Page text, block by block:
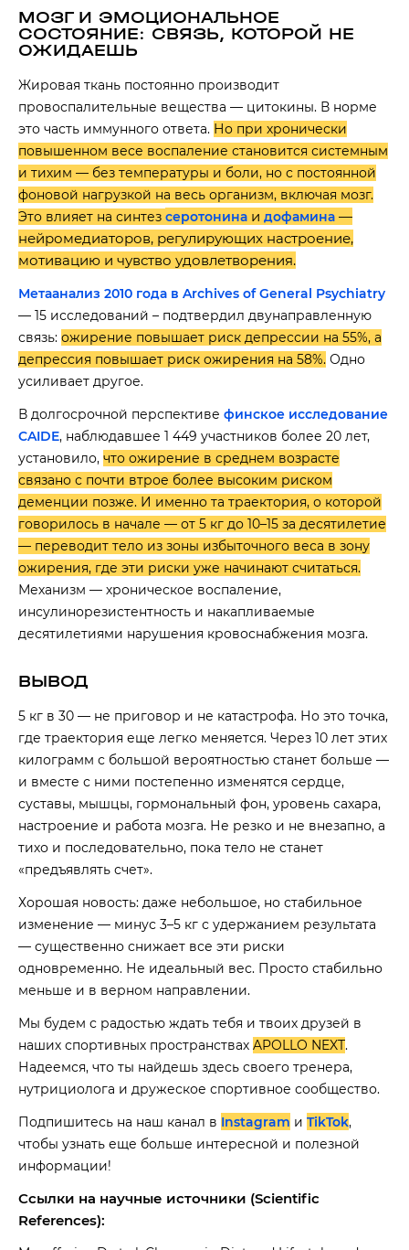
МОЗГ И ЭМОЦИОНАЛЬНОЕ
СОСТОЯНИЕ: СВЯЗЬ, КОТОРОЙ НЕ
ОЖИДАЕШЬ
Жировая ткань постоянно производит
провоспалительные вещества — цитокины. В норме
это часть иммунного ответа. Но при хронически
повышенном весе воспаление становится системным
и тихим — без температуры и боли, но с постоянной
фоновой нагрузкой на весь организм, включая мозг.
Это влияет на синтез серотонина и дофамина —
нейромедиаторов, регулирующих настроение,
мотивацию и чувство удовлетворения.
Метаанализ 2010 года в Archives of General Psychiatry
— 15 исследований – подтвердил двунаправленную
связь: ожирение повышает риск депрессии на 55%, а
депрессия повышает риск ожирения на 58%. Одно
усиливает другое.
В долгосрочной перспективе финское исследование
CAIDE, наблюдавшее 1 449 участников более 20 лет,
установило, что ожирение в среднем возрасте
связано с почти втрое более высоким риском
деменции позже. И именно та траектория, о которой
говорилось в начале — от 5 кг до 10–15 за десятилетие
— переводит тело из зоны избыточного веса в зону
ожирения, где эти риски уже начинают считаться.
Механизм — хроническое воспаление,
инсулинорезистентность и накапливаемые
десятилетиями нарушения кровоснабжения мозга.
ВЫВОД
5 кг в 30 — не приговор и не катастрофа. Но это точка,
где траектория еще легко меняется. Через 10 лет этих
килограмм с большой вероятностью станет больше —
и вместе с ними постепенно изменятся сердце,
суставы, мышцы, гормональный фон, уровень сахара,
настроение и работа мозга. Не резко и не внезапно, а
тихо и последовательно, пока тело не станет
«предъявлять счет».
Хорошая новость: даже небольшое, но стабильное
изменение — минус 3–5 кг с удержанием результата
— существенно снижает все эти риски
одновременно. Не идеальный вес. Просто стабильно
меньше и в верном направлении.
Мы будем с радостью ждать тебя и твоих друзей в
наших спортивных пространствах APOLLO NEXT.
Надеемся, что ты найдешь здесь своего тренера,
нутрициолога и дружеское спортивное сообщество.
Подпишитесь на наш канал в Instagram и TikTok,
чтобы узнать еще больше интересной и полезной
информации!
Ссылки на научные источники (Scientific
References):